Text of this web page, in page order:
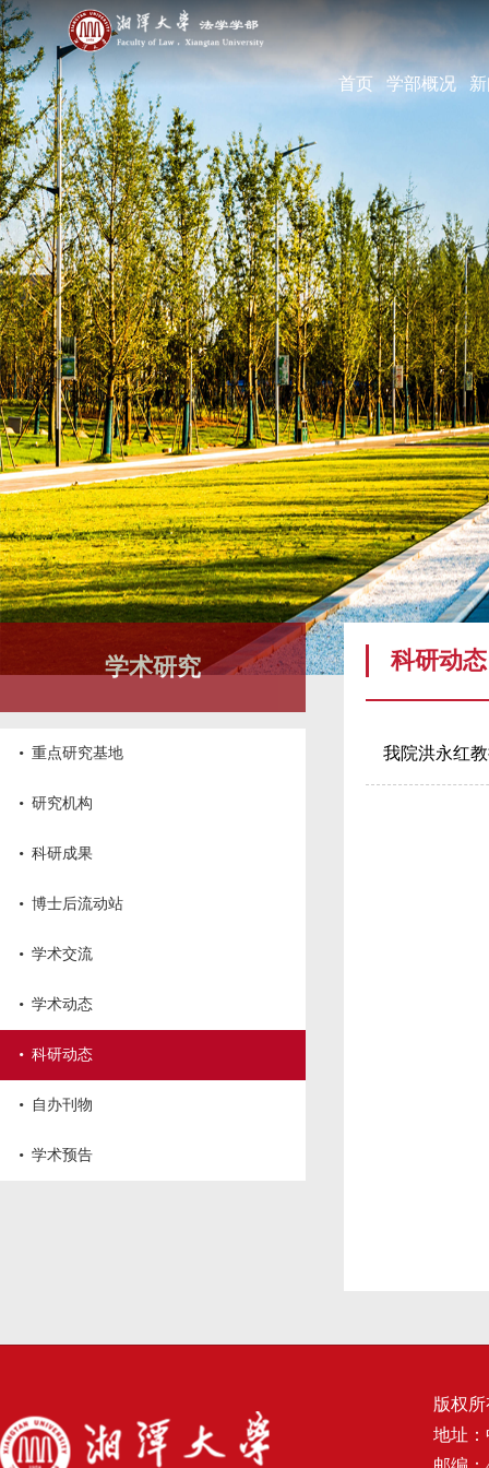
首页 学部概况
现任领导
机构设置
学部宣传片
部长寄语
学术研究
· 重点研究基地
· 研究机构
· 科研成果
· 博士后流动站
· 学术交流
· 学术动态
· 科研动态
· 自办刊物
· 学术预告
科研动态
我院洪永红
版权
地址